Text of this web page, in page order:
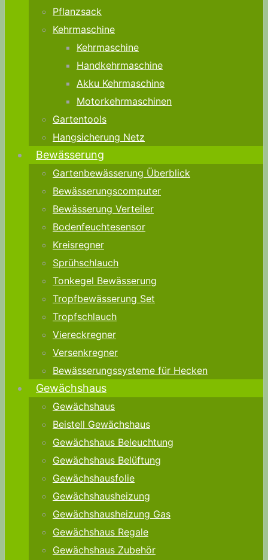
Pflanzsack
Kehrmaschine
Kehrmaschine
Handkehrmaschine
Akku Kehrmaschine
Motorkehrmaschinen
Gartentools
Hangsicherung Netz
Bewässerung
Gartenbewässerung Überblick
Bewässerungscomputer
Bewässerung Verteiler
Bodenfeuchtesensor
Kreisregner
Sprühschlauch
Tonkegel Bewässerung
Tropfbewässerung Set
Tropfschlauch
Viereckregner
Versenkregner
Bewässerungssysteme für Hecken
Gewächshaus
Gewächshaus
Beistell Gewächshaus
Gewächshaus Beleuchtung
Gewächshaus Belüftung
Gewächshausfolie
Gewächshausheizung
Gewächshausheizung Gas
Gewächshaus Regale
Gewächshaus Zubehör